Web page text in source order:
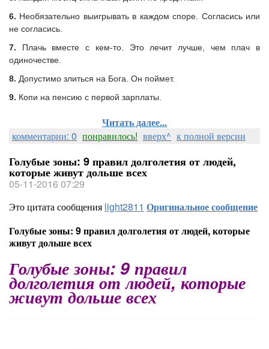
6. Необязательно выигрывать в каждом споре. Согласись или
не согласись.
7. Плачь вместе с кем-то. Это лечит лучше, чем плач в
одиночестве.
8. Допустимо злиться на Бога. Он поймет.
9. Копи на пенсию с первой зарплаты.
Читать далее...
комментарии: 0 понравилось! вверх^ к полной версии
Голубые зоны: 9 правил долголетия от людей,
которые живут дольше всех
05-11-2016 07:29
Это цитата сообщения light2811 Оригинальное сообщение
Голубые зоны: 9 правил долголетия от людей, которые
живут дольше всех
Голубые зоны: 9 правил
долголетия от людей, которые
живут дольше всех